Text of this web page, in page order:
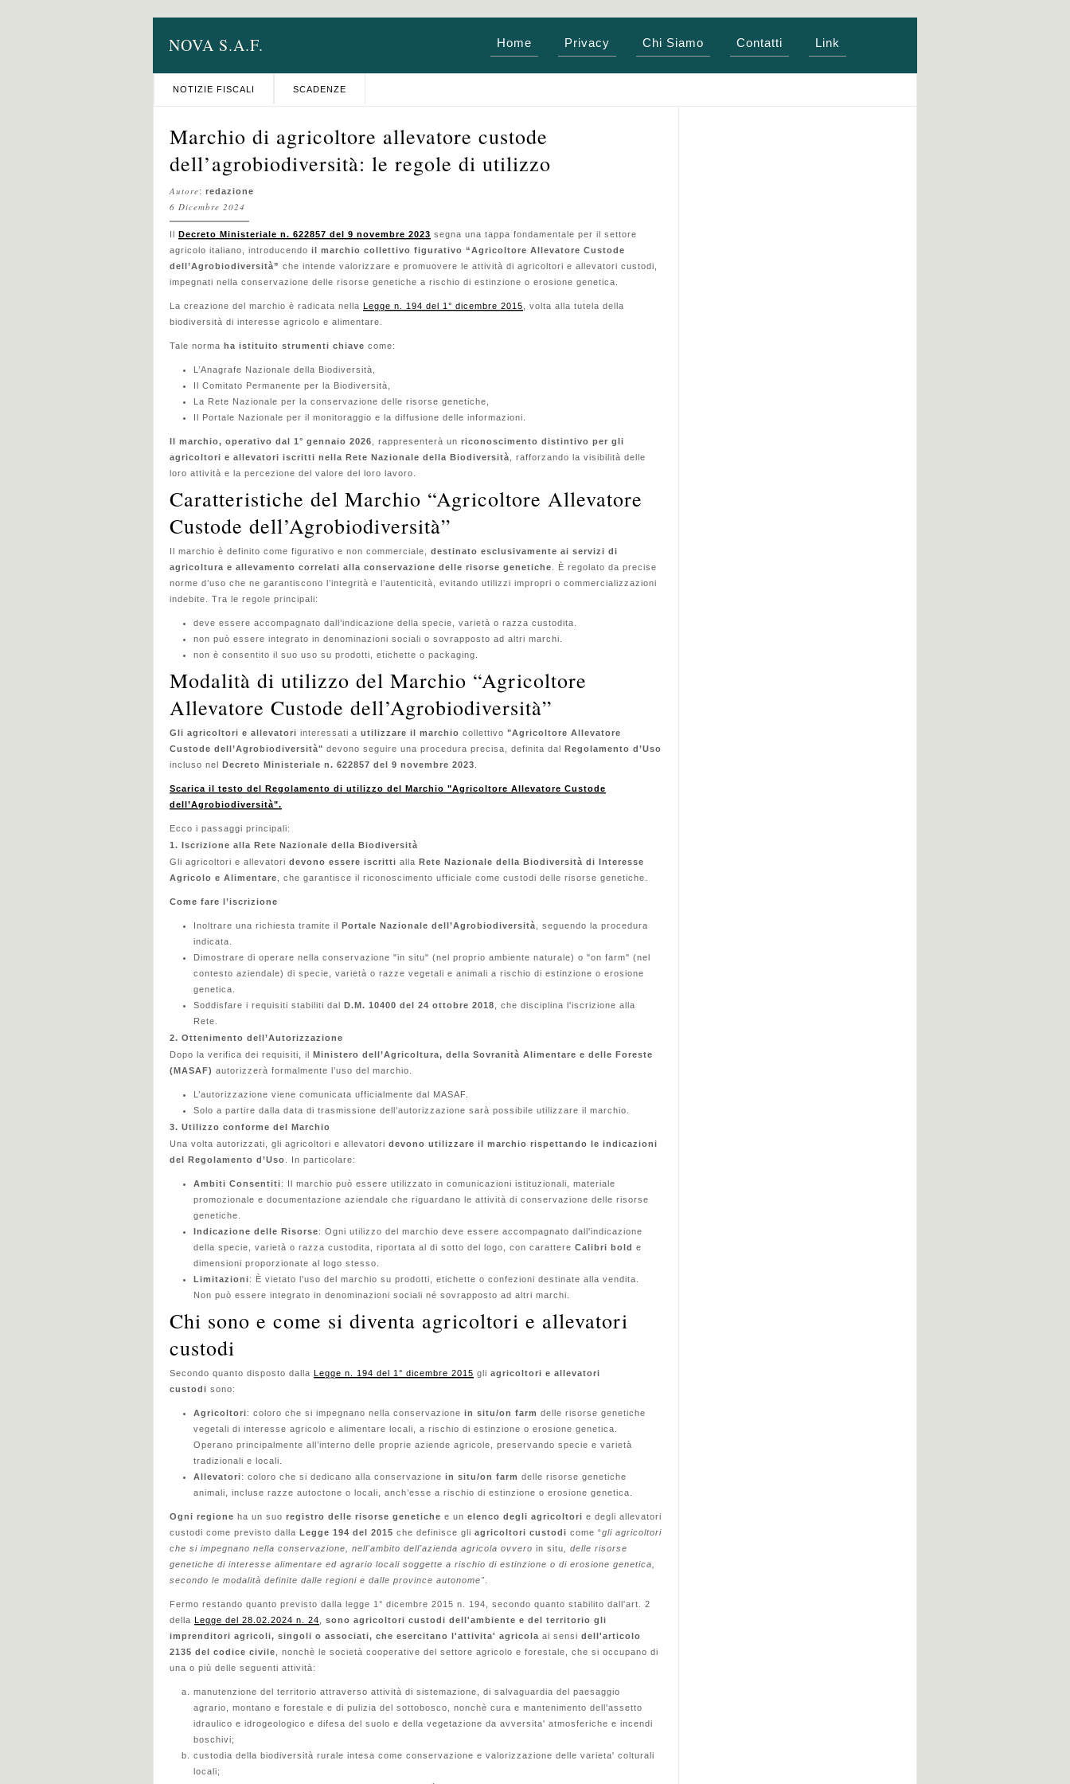
NOVA S.A.F. Home Privacy Chi Siamo Contatti Link
NOTIZIE FISCALI SCADENZE
Marchio di agricoltore allevatore custode
dell’agrobiodiversità: le regole di utilizzo
Autore: redazione
6 Dicembre 2024
Il Decreto Ministeriale n. 622857 del 9 novembre 2023 segna una tappa fondamentale per il settore
agricolo italiano, introducendo il marchio collettivo figurativo “Agricoltore Allevatore Custode
dell’Agrobiodiversità” che intende valorizzare e promuovere le attività di agricoltori e allevatori custodi,
impegnati nella conservazione delle risorse genetiche a rischio di estinzione o erosione genetica.
La creazione del marchio è radicata nella Legge n. 194 del 1° dicembre 2015 , volta alla tutela della
biodiversità di interesse agricolo e alimentare.
Tale norma ha istituito strumenti chiave come:
L’Anagrafe Nazionale della Biodiversità,
Il Comitato Permanente per la Biodiversità,
La Rete Nazionale per la conservazione delle risorse genetiche,
Il Portale Nazionale per il monitoraggio e la diffusione delle informazioni.
Il marchio, operativo dal 1° gennaio 2026 , rappresenterà un riconoscimento distintivo per gli
agricoltori e allevatori iscritti nella Rete Nazionale della Biodiversità , rafforzando la visibilità delle
loro attività e la percezione del valore del loro lavoro.
Caratteristiche del Marchio “Agricoltore Allevatore
Custode dell’Agrobiodiversità”
Il marchio è definito come figurativo e non commerciale, destinato esclusivamente ai servizi di
agricoltura e allevamento correlati alla conservazione delle risorse genetiche . È regolato da precise
norme d’uso che ne garantiscono l’integrità e l’autenticità, evitando utilizzi impropri o commercializzazioni
indebite. Tra le regole principali:
deve essere accompagnato dall’indicazione della specie, varietà o razza custodita.
non può essere integrato in denominazioni sociali o sovrapposto ad altri marchi.
non è consentito il suo uso su prodotti, etichette o packaging.
Modalità di utilizzo del Marchio “Agricoltore
Allevatore Custode dell’Agrobiodiversità”
Gli agricoltori e allevatori interessati a utilizzare il marchio collettivo "Agricoltore Allevatore
Custode dell’Agrobiodiversità" devono seguire una procedura precisa, definita dal Regolamento d’Uso
incluso nel Decreto Ministeriale n. 622857 del 9 novembre 2023
Scarica il testo del Regolamento di utilizzo del Marchio "Agricoltore Allevatore Custode
dell’Agrobiodiversità".
Ecco i passaggi principali:
1. Iscrizione alla Rete Nazionale della Biodiversità
Gli agricoltori e allevatori devono essere iscritti alla Rete Nazionale della Biodiversità di Interesse
Agricolo e Alimentare , che garantisce il riconoscimento ufficiale come custodi delle risorse genetiche.
Come fare l’iscrizione
Inoltrare una richiesta tramite il Portale Nazionale dell’Agrobiodiversità , seguendo la procedura
indicata.
Dimostrare di operare nella conservazione "in situ" (nel proprio ambiente naturale) o "on farm" (nel
contesto aziendale) di specie, varietà o razze vegetali e animali a rischio di estinzione o erosione
genetica.
Soddisfare i requisiti stabiliti dal D.M. 10400 del 24 ottobre 2018 , che disciplina l'iscrizione alla
Rete.
2. Ottenimento dell’Autorizzazione
Dopo la verifica dei requisiti, il Ministero dell’Agricoltura, della Sovranità Alimentare e delle Foreste
(MASAF) autorizzerà formalmente l’uso del marchio.
L’autorizzazione viene comunicata ufficialmente dal MASAF.
Solo a partire dalla data di trasmissione dell’autorizzazione sarà possibile utilizzare il marchio.
3. Utilizzo conforme del Marchio
Una volta autorizzati, gli agricoltori e allevatori devono utilizzare il marchio rispettando le indicazioni
del Regolamento d’Uso . In particolare:
Ambiti Consentiti: Il marchio può essere utilizzato in comunicazioni istituzionali, materiale
promozionale e documentazione aziendale che riguardano le attività di conservazione delle risorse
genetiche.
Indicazione delle Risorse: Ogni utilizzo del marchio deve essere accompagnato dall'indicazione
della specie, varietà o razza custodita, riportata al di sotto del logo, con carattere Calibri bold e
dimensioni proporzionate al logo stesso.
Limitazioni: È vietato l'uso del marchio su prodotti, etichette o confezioni destinate alla vendita.
Non può essere integrato in denominazioni sociali né sovrapposto ad altri marchi.
Chi sono e come si diventa agricoltori e allevatori
custodi
Secondo quanto disposto dalla Legge n. 194 del 1° dicembre 2015 gli agricoltori e allevatori
custodi sono:
Agricoltori: coloro che si impegnano nella conservazione in situ/on farm delle risorse genetiche
vegetali di interesse agricolo e alimentare locali, a rischio di estinzione o erosione genetica.
Operano principalmente all’interno delle proprie aziende agricole, preservando specie e varietà
tradizionali e locali.
Allevatori: coloro che si dedicano alla conservazione in situ/on farm delle risorse genetiche
animali, incluse razze autoctone o locali, anch’esse a rischio di estinzione o erosione genetica.
Ogni regione ha un suo registro delle risorse genetiche e un elenco degli agricoltori e degli allevatori
custodi come previsto dalla Legge 194 del 2015 che definisce gli agricoltori custodi come “gli agricoltori
che si impegnano nella conservazione, nell'ambito dell'azienda agricola ovvero in situ , delle risorse
genetiche di interesse alimentare ed agrario locali soggette a rischio di estinzione o di erosione genetica,
secondo le modalità definite dalle regioni e dalle province autonome"
Fermo restando quanto previsto dalla legge 1° dicembre 2015 n. 194, secondo quanto stabilito dall'art. 2
della Legge del 28.02.2024 n. 24
sono agricoltori custodi dell'ambiente e del territorio gli
imprenditori agricoli, singoli o associati, che esercitano l'attivita' agricola ai sensi dell'articolo
2135 del codice civile , nonchè le società cooperative del settore agricolo e forestale, che si occupano di
una o più delle seguenti attività:
manutenzione del territorio attraverso attività di sistemazione, di salvaguardia del paesaggio
agrario, montano e forestale e di pulizia del sottobosco, nonchè cura e mantenimento dell'assetto
idraulico e idrogeologico e difesa del suolo e della vegetazione da avversita' atmosferiche e incendi
boschivi;
custodia della biodiversità rurale intesa come conservazione e valorizzazione delle varieta' colturali
locali;